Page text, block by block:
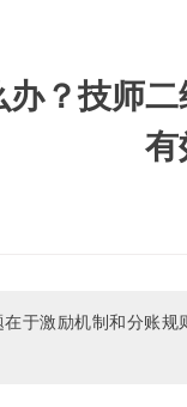
？技师
有
于激励机制和分账